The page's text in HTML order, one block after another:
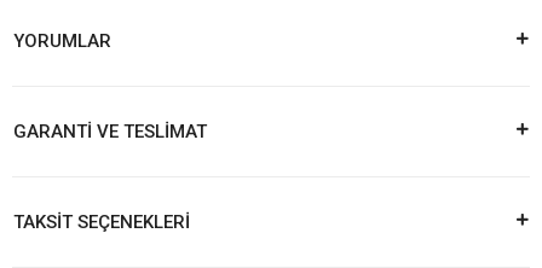
YORUMLAR
GARANTİ VE TESLİMAT
TAKSİT SEÇENEKLERİ